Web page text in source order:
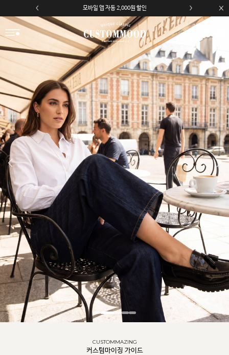
모바일 앱 자동 2,000원 할인
CUSTOMMAZING
커스텀마이징 가이드